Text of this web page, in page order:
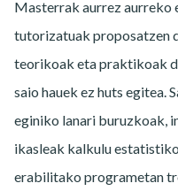
Masterrak aurrez aurreko
tutorizatuak proposatzen
teorikoak eta praktikoak
saio hauek ez huts egitea.
eginiko lanari buruzkoak,
ikasleak kalkulu
erabilitako programetan